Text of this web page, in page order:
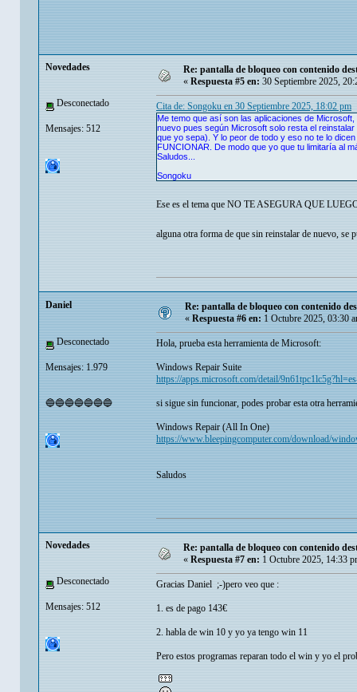
Novedades
Desconectado
Mensajes: 512
Re: pantalla de bloqueo con contenido
« Respuesta #5 en: 30 Septiembre 2025,
Cita de: Songoku en 30 Septiembre 2025, 18:02 pm
Me temo que así son las aplicaciones de
nuevo pues según Microsoft solo resta el
que yo sepa). Y lo peor de todo y eso no te lo
FUNCIONAR. De modo que yo que tu limitaría al
Saludos...
Songoku
Ese es el tema que NO TE ASEGURA QUE
alguna otra forma de que sin reinstalar de nuevo,
Danielㅤ
Desconectado
Mensajes: 1.979
🔵🔵🔵🔵🔵🔵🔵
Re: pantalla de bloqueo con contenido
«Respuesta #6 en:1 Octubre 2025, 03:30
Hola, prueba esta herramienta de Microsoft:
Windows Repair Suite
https://apps.microsoft.com/detail/
si sigue sin funcionar, podes probar esta otra
Windows Repair (All In One)
https://www.bleepingcomputer.com/download/
Saludos
Novedades
Desconectado
Mensajes: 512
Re: pantalla de bloqueo con contenido
« Respuesta #7 en: 1 Octubre 2025, 14:33
Gracias Daniel ;-)pero veo que :
1. es de pago 143€
2. habla de win 10 y yo ya tengo win 11
Pero estos programas reparan todo el win y yo el